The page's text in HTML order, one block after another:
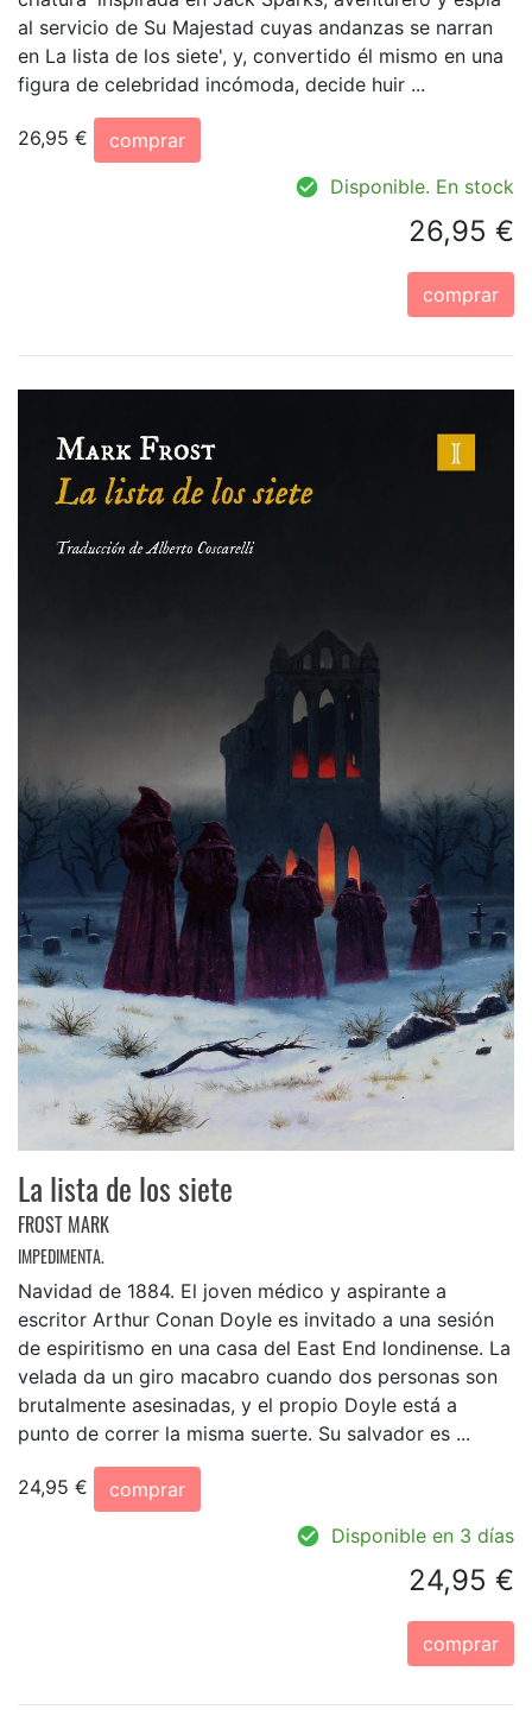
al servicio de Su Majestad cuyas andanzas se narran
en La lista de los siete', y, convertido él mismo en una
figura de celebridad incómoda, decide huir ...
26,95 €
comprar
Disponible. En stock
26,95 €
comprar
La lista de los siete
FROST MARK
IMPEDIMENTA.
Navidad de 1884. El joven médico y aspirante a
escritor Arthur Conan Doyle es invitado a una sesión
de espiritismo en una casa del East End londinense. La
velada da un giro macabro cuando dos personas son
brutalmente asesinadas, y el propio Doyle está a
punto de correr la misma suerte. Su salvador es ...
24,95 €
comprar
Disponible en 3 días
24,95 €
comprar